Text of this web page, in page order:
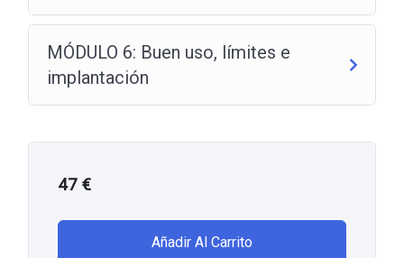
MÓDULO 6: Buen uso, límites e
implantación
47€
Añadir Al Carrito